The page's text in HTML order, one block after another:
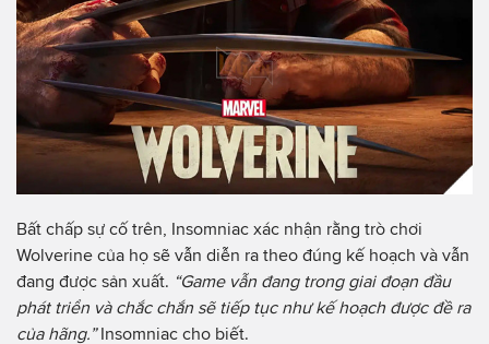
Bất chấp sự cố trên, Insomniac xác nhận rằng trò chơi
Wolverine của họ sẽ vẫn diễn ra theo đúng kế hoạch và vẫn
đang được sản xuất. “Game vẫn đang trong giai đoạn đầu
phát triển và chắc chắn sẽ tiếp tục như kế hoạch được đề ra
của hãng.”Insomniac cho biết.